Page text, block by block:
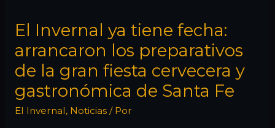
El Invernal ya tiene fecha:
arrancaron los preparativos
de la gran fiesta cervecera y
gastronómica de Santa Fe
El Invernal, Noticias/ Por